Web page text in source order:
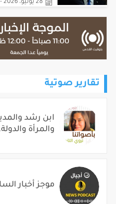
28 يوليو، 2026 - 08:07am
تقارير صوتية
ابن رشد
والمرأة
موجز أخبار الساعة 1م